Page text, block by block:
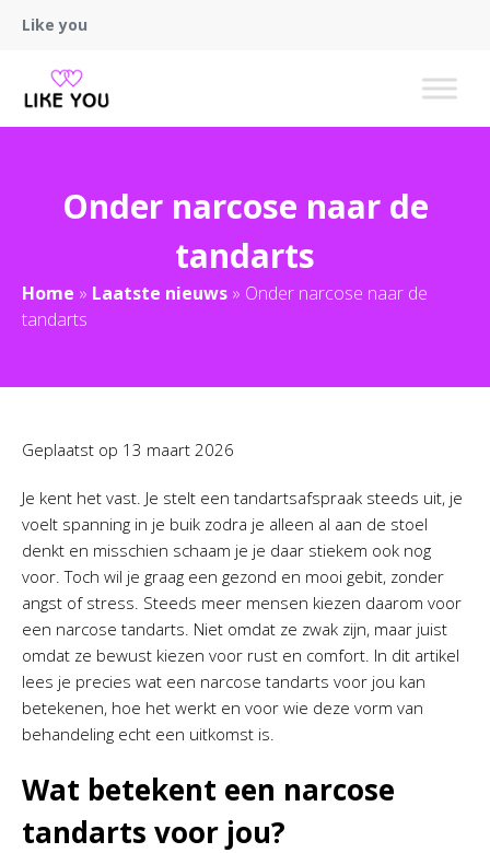
Like you
Onder narcose naar de
tandarts
Home » Laatste nieuws » Onder narcose naar de
tandarts
Geplaatst op 13 maart 2026
Je kent het vast. Je stelt een tandartsafspraak steeds uit, je
voelt spanning in je buik zodra je alleen al aan de stoel
denkt en misschien schaam je je daar stiekem ook nog
voor. Toch wil je graag een gezond en mooi gebit, zonder
angst of stress. Steeds meer mensen kiezen daarom voor
een narcose tandarts. Niet omdat ze zwak zijn, maar juist
omdat ze bewust kiezen voor rust en comfort. In dit artikel
lees je precies wat een narcose tandarts voor jou kan
betekenen, hoe het werkt en voor wie deze vorm van
behandeling echt een uitkomst is.
Wat betekent een narcose
tandarts voor jou?